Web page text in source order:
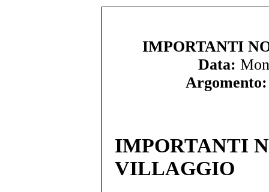
IMPORTANTI
Data:
Argomento:
IMPORTANTI
VILLAGGIO